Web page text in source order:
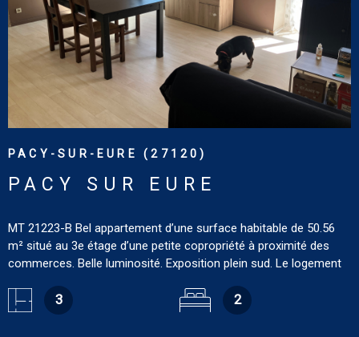
PACY-SUR-EURE (27120)
PACY SUR EURE
MT 21223-B Bel appartement d’une surface habitable de 50.56
m² situé au 3e étage d’une petite copropriété à proximité des
commerces. Belle luminosité. Exposition plein sud. Le logement
de 7.81 m², chambre de 10.88 m², chambre de 8.21 m², salle de
bains de 3.69 m², wc. Place de parking. Tout confort : chauffage
3 2
VOIR LE BIEN